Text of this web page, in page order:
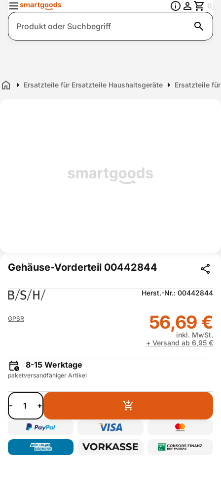
Suche
0
Home Ersatzteile für Ersatzteile Haushaltsgeräte Ersatzteile
Gehäuse-Vorderteil 00442844
Herst.-Nr.: 00442844
GPSR 56,69 €
inkl. MwSt.
+ Versand ab 6,95 €
8-15 Werktage
paketversandfähiger Artikel
- +